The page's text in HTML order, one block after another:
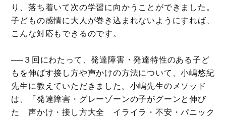
り、落ち着いて次の学習に向かうことができました。
子どもの感情に大人が巻き込まれないようにすれば、
こんな対応もできるのです。
──３回にわたって、発達障害・発達特性のある子ど
もを伸ばす接し方や声かけの方法について、小嶋悠紀
先生に教えていただきました。小嶋先生のメソッド
は、「発達障害・グレーゾーンの子がグーンと伸び
た 声かけ・接し方大全 イライラ・不安・パニック